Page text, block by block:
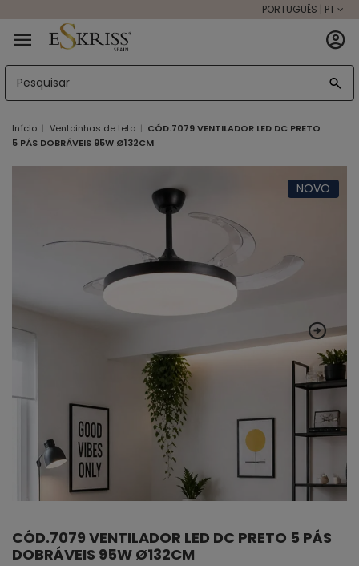
PORTUGUÊS | PT
Início Ventoinhas de teto
CÓD.7079 VENTILADOR LED DC PRETO
5 PÁS DOBRÁVEIS 95W Ø132CM
NOVO
CÓD.7079 VENTILADOR LED DC PRETO 5 PÁS
DOBRÁVEIS 95W Ø132CM